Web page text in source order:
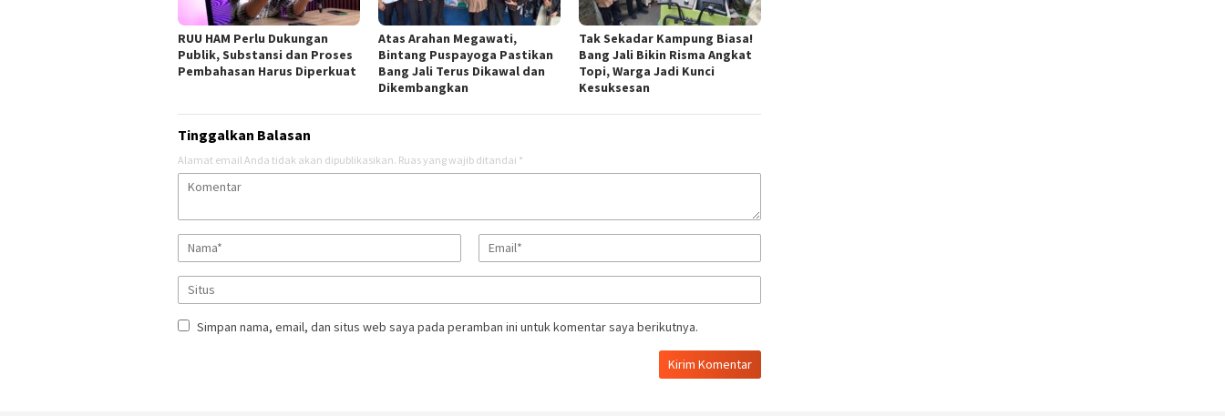
RUU HAM Perlu Dukungan
Publik, Substansi dan Proses
Pembahasan Harus Diperkuat
Atas Arahan Megawati,
Bintang Puspayoga Pastikan
Bang Jali Terus Dikawal dan
Dikembangkan
Tak Sekadar Kampung Biasa!
Bang Jali Bikin Risma Angkat
Topi, Warga Jadi Kunci
Kesuksesan
Tinggalkan Balasan
Alamat email Anda tidak akan dipublikasikan. Ruas yang wajib ditandai *
Simpan nama, email, dan situs web saya pada peramban ini untuk komentar saya berikutnya.